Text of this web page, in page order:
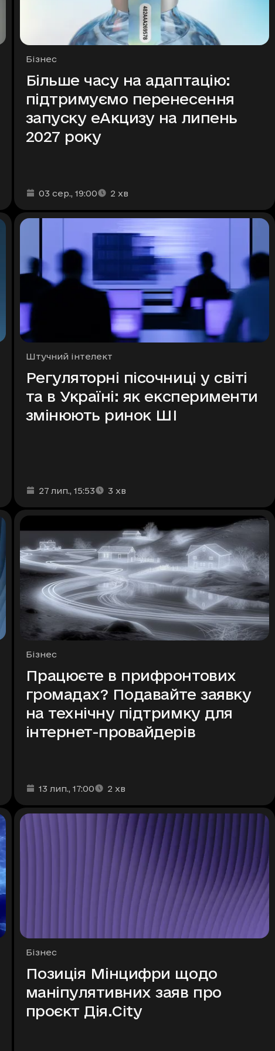
Рубрики
Бізнес
Більше часу на адаптацію:
підтримуємо перенесення
запуску еАкцизу на липень
2027 року
Дата та час публікації
03 сер., 19:00
Час читання: 2 хв
Рубрики
Штучний інтелект
Регуляторні пісочниці у світі
та в Україні: як експерименти
змінюють ринок ШІ
Дата та час публікації
27 лип., 15:53
Час читання: 3 хв
Рубрики
Бізнес
Працюєте в прифронтових
громадах? Подавайте заявку
на технічну підтримку для
інтернет-провайдерів
Дата та час публікації
13 лип., 17:00
Час читання: 2 хв
Рубрики
Бізнес
Позиція Мінцифри щодо
маніпулятивних заяв про
проєкт Дія.City